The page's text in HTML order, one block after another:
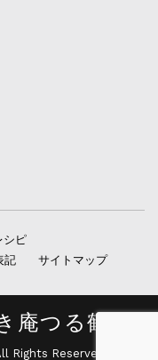
シピ
記 サイトマップ
庵つる鶴
Rights Reserved.